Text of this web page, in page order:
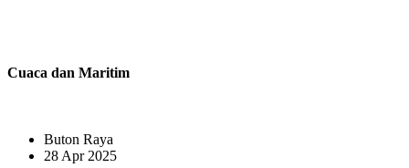
Cuaca dan Maritim
Buton Raya
28 Apr 2025